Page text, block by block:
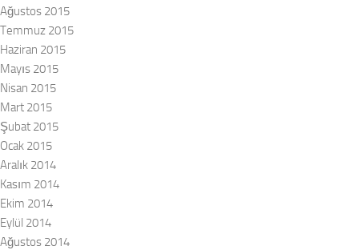
Ağustos 2015
Temmuz 2015
Haziran 2015
Mayıs 2015
Nisan 2015
Mart 2015
Şubat 2015
Ocak 2015
Aralık 2014
Kasım 2014
Ekim 2014
Eylül 2014
Ağustos 2014